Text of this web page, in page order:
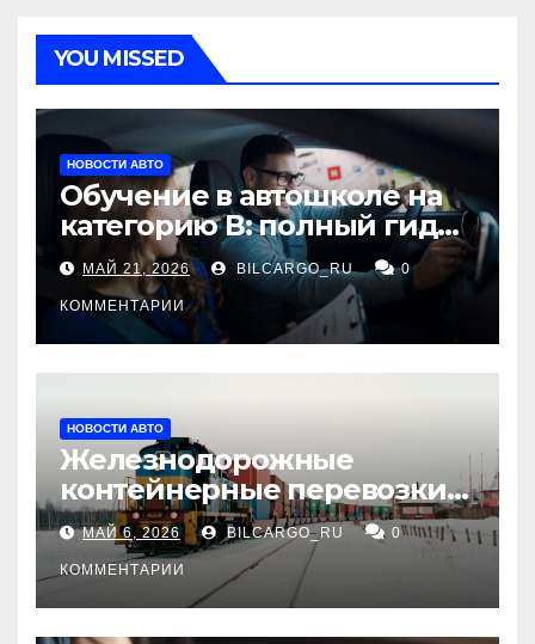
YOU MISSED
НОВОСТИ АВТО
Обучение в автошколе на
категорию В: полный гид
для будущих водителей
МАЙ 21, 2026 BILCARGO_RU 0
КОММЕНТАРИИ
НОВОСТИ АВТО
Железнодорожные
контейнерные перевозки
из Китая в Россию:
маршруты, сроки и
требования
МАЙ 6, 2026 BILCARGO_RU 0
КОММЕНТАРИИ